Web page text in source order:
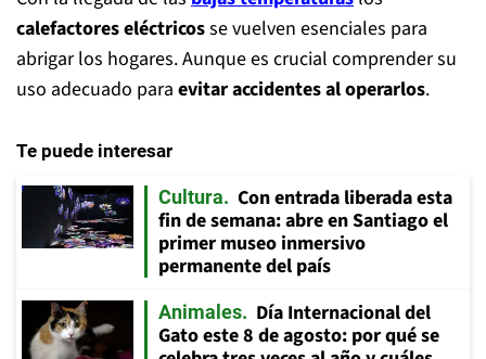
calefactores eléctricosse vuelven esenciales para
abrigar los hogares. Aunque es crucial comprender su
uso adecuado para evitar accidentes al operarlos.
Te puede interesar
Cultura
Con entrada liberada esta
fin de semana: abre en Santiago el
primer museo inmersivo
permanente del país
Animales
Día Internacional del
Gato este 8 de agosto: por qué se